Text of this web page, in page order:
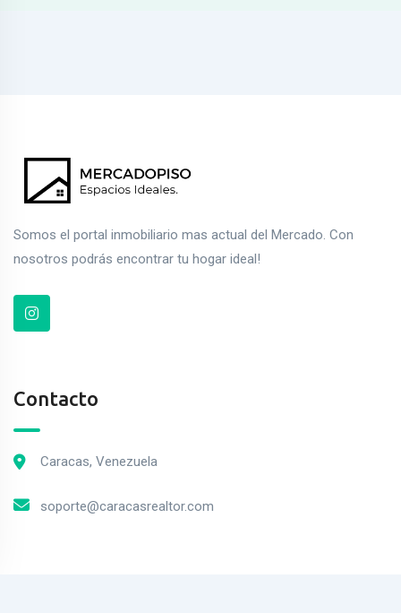
Somos el portal inmobiliario mas actual del Mercado. Con
nosotros podrás encontrar tu hogar ideal!
Contacto
Caracas, Venezuela
soporte@caracasrealtor.com